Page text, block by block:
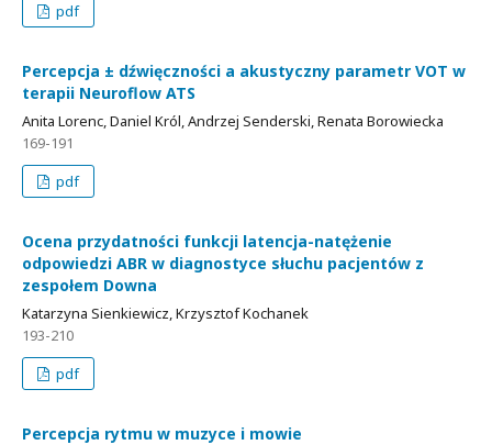
pdf
Percepcja ± dźwięczności a akustyczny parametr VOT w
terapii Neuroflow ATS
Anita Lorenc, Daniel Król, Andrzej Senderski, Renata Borowiecka
169-191
pdf
Ocena przydatności funkcji latencja-natężenie
odpowiedzi ABR w diagnostyce słuchu pacjentów z
zespołem Downa
Katarzyna Sienkiewicz, Krzysztof Kochanek
193-210
pdf
Percepcja rytmu w muzyce i mowie